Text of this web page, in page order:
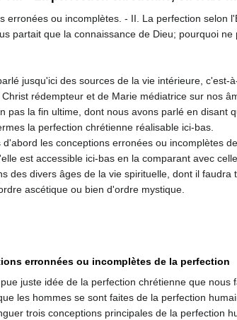
erronées ou incomplètes. - II. La perfection selon
partait que la connaissance de Dieu; pour­quoi
jusqu'ici des sources de la vie inté­rieure,
rédempteur et de Marie médiatrice sur nos
pas la fin ultime, dont nous avons parlé en disant
la perfection chrétienne réalisable ici-bas.
d'abord les conceptions erronées ou incomplètes
est accessible ici-bas en la comparant avec
des divers âges de la vie spirituelle, dont il
ascétique ou bien d'ordre mystique.
erronnées ou incomplètes de la perfection
juste idée de la perfection chrétienne que
les hommes se sont faites de la per­fection
trois conceptions principales de la perfection